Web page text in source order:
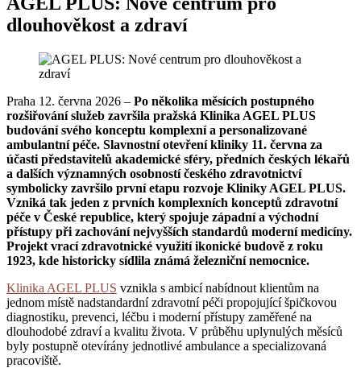
dlouhověkost a zdraví
Praha 12. června 2026 – Po několika měsících postupného
rozšiřování služeb završila pražská Klinika AGEL PLUS
budování svého konceptu komplexní a personalizované
ambulantní péče. Slavnostní otevření kliniky 11. června za
účasti představitelů akademické sféry, předních českých lékařů
a dalších významných osobností českého zdravotnictví
symbolicky završilo první etapu rozvoje Kliniky AGEL PLUS.
Vzniká tak jeden z prvních komplexních konceptů zdravotní
péče v České republice, který spojuje západní a východní
přístupy při zachování nejvyšších standardů moderní medicíny.
Projekt vrací zdravotnické využití ikonické budově z roku
1923, kde historicky sídlila známá železniční nemocnice.
Klinika AGEL PLUS vznikla s ambicí nabídnout klientům na
jednom místě nadstandardní zdravotní péči propojující špičkovou
diagnostiku, prevenci, léčbu i moderní přístupy zaměřené na
dlouhodobé zdraví a kvalitu života. V průběhu uplynulých měsíců
byly postupně otevírány jednotlivé ambulance a specializovaná
pracoviště.